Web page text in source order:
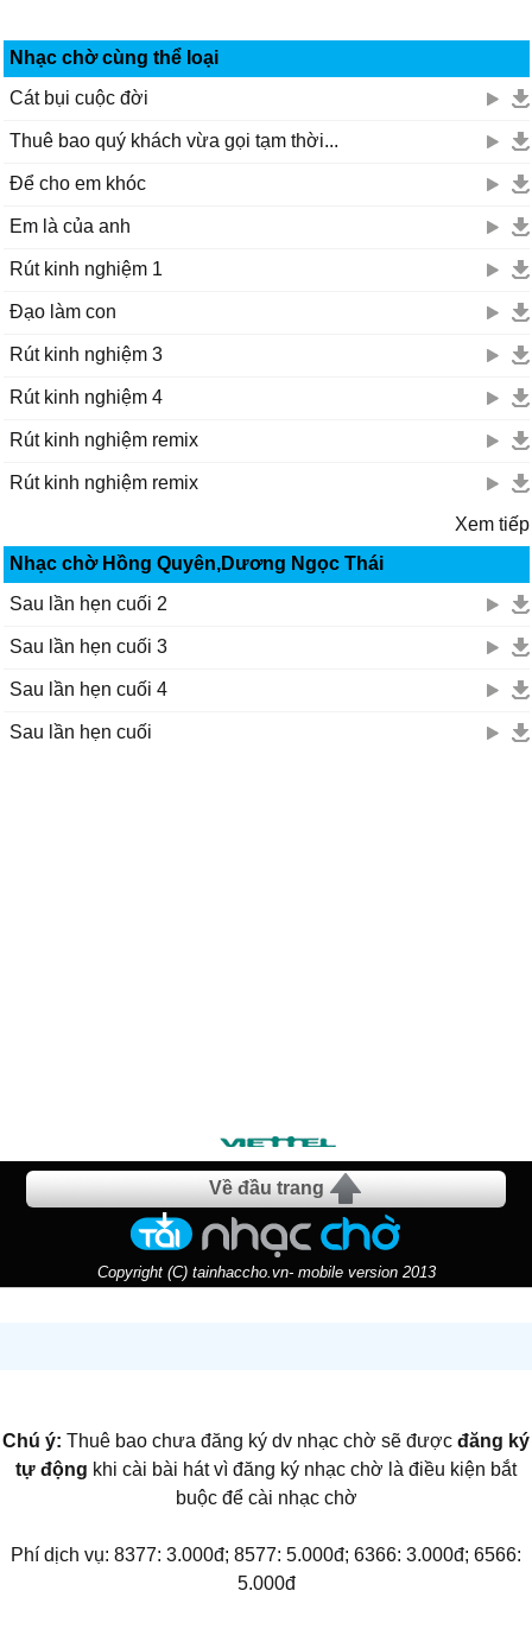
Nhạc chờ cùng thể loại
Cát bụi cuộc đời
Thuê bao quý khách vừa gọi tạm thời...
Để cho em khóc
Em là của anh
Rút kinh nghiệm 1
Đạo làm con
Rút kinh nghiệm 3
Rút kinh nghiệm 4
Rút kinh nghiệm remix
Rút kinh nghiệm remix
Xem tiếp
Nhạc chờ Hồng Quyên,Dương Ngọc Thái
Sau lần hẹn cuối 2
Sau lần hẹn cuối 3
Sau lần hẹn cuối 4
Sau lần hẹn cuối
Về đầu trang
Copyright (C) tainhaccho.vn- mobile version 2013
Chú ý: Thuê bao chưa đăng ký dv nhạc chờ sẽ được đăng ký
tự động khi cài bài hát vì đăng ký nhạc chờ là điều kiện bắt
buộc để cài nhạc chờ
Phí dịch vụ: 8377: 3.000đ; 8577: 5.000đ; 6366: 3.000đ; 6566:
5.000đ